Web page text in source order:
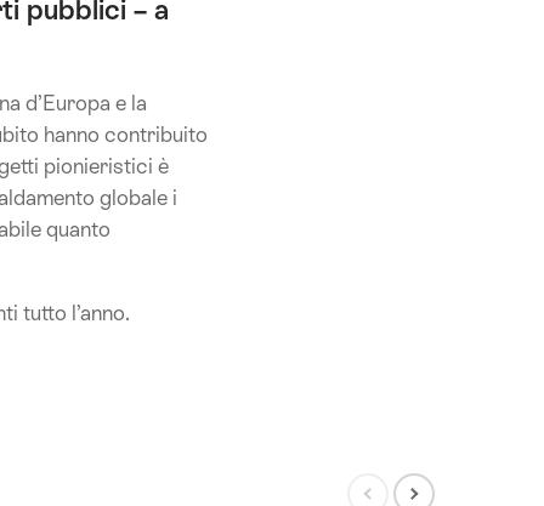
pubblici – a
d’Europa e la
hanno contribuito
pionieristici è
globale i
quanto
tutto l’anno.